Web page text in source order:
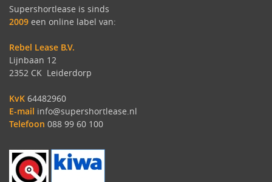
Supershortlease is sinds
2009 een online label van:
Rebel Lease B.V.
Lijnbaan 12
2352 CK Leiderdorp
KvK 64482960
E-mail info@supershortlease.nl
Telefoon 088 99 60 100